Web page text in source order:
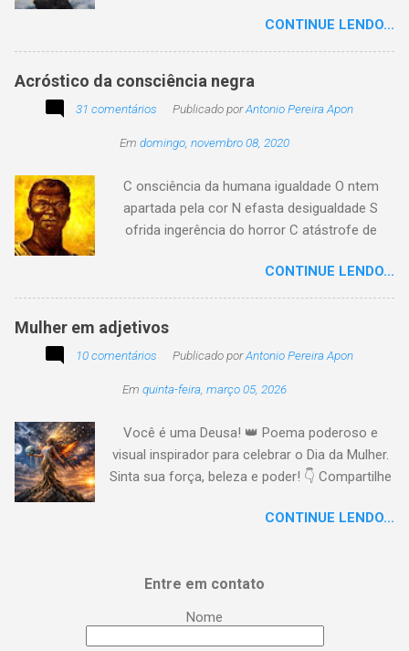
existir. Há quem simplesmente assista o tempo
e a vida passarem. Mas, há também quem
assuma a autoria do seu viver. Tem quem
apenas passe alheio a tudo, tem quem aprenda
com o passar... Eu tenho aprendido:
CONTINUE LENDO...
Acróstico da consciência negra
31 comentários Publicado porAntonio Pereira Apon
Em domingo, novembro 08, 2020
C onsciência da humana igualdade O ntem
apartada pela cor N efasta desigualdade S
ofrida ingerência do horror C atástrofe de
tempo o preito N egritude sempre linda C ultura
multicolor I rmanados na cidadania A gentes
CONTINUE LENDO...
Mulher em adjetivos
10 comentários Publicado porAntonio Pereira Apon
Em quinta-feira, março 05, 2026
Você é uma Deusa! 👑 Poema poderoso e
visual inspirador para celebrar o Dia da Mulher.
Sinta sua força, beleza e poder! 👇 Compartilhe
arrepios! 👇 Este poema/música é uma
capturar a essência da mulher em todas as
suas facetas: da força de uma guerreira à
delicadeza de uma musa, da inteligência
CONTINUE LENDO...
Entre em contato
Nome